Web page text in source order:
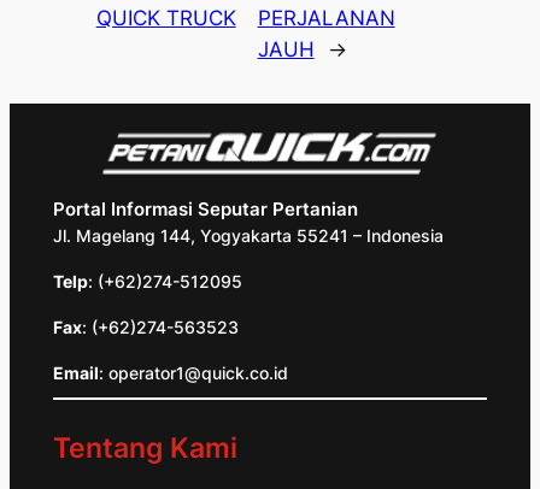
QUICK TRUCK
PERJALANAN
JAUH
→
Portal Informasi Seputar Pertanian
Jl. Magelang 144, Yogyakarta 55241 – Indonesia
Telp: (+62)274-512095
Fax: (+62)274-563523
Email: operator1@quick.co.id
Tentang Kami